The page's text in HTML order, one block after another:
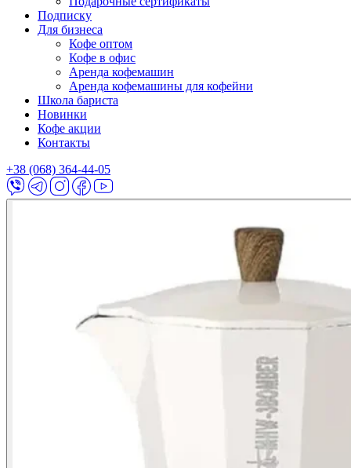
Подписку
Для бизнеса
Кофе оптом
Кофе в офис
Аренда кофемашин
Аренда кофемашины для кофейни
Школа бариста
Новинки
Кофе акции
Контакты
+38 (068) 364-44-05